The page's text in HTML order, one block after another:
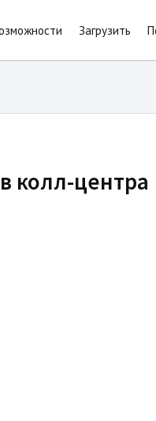
Загрузить
колл-центра